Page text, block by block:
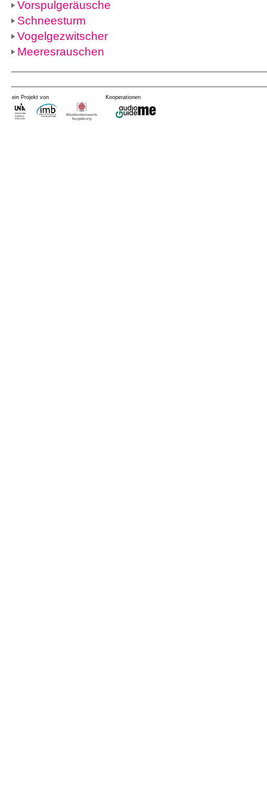
Vorspulgeräusche
Schneesturm
Vogelgezwitscher
Meeresrauschen
ein Projekt von Kooperationen